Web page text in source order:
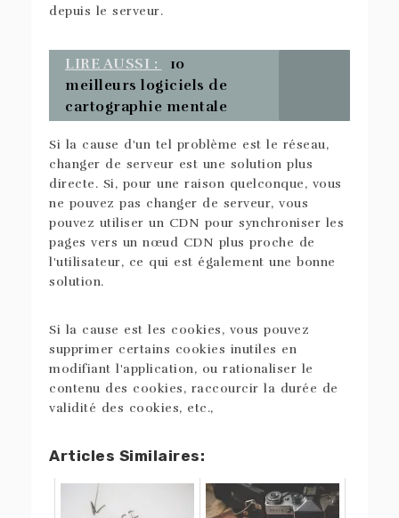
depuis le serveur.
LIRE AUSSI :
10
meilleurs logiciels de
cartographie mentale
Si la cause d'un tel problème est le réseau,
changer de serveur est une solution plus
directe. Si, pour une raison quelconque, vous
ne pouvez pas changer de serveur, vous
pouvez utiliser un CDN pour synchroniser les
pages vers un nœud CDN plus proche de
l'utilisateur, ce qui est également une bonne
solution.
Si la cause est les cookies, vous pouvez
supprimer certains cookies inutiles en
modifiant l'application, ou rationaliser le
contenu des cookies, raccourcir la durée de
validité des cookies, etc.,
Articles Similaires: